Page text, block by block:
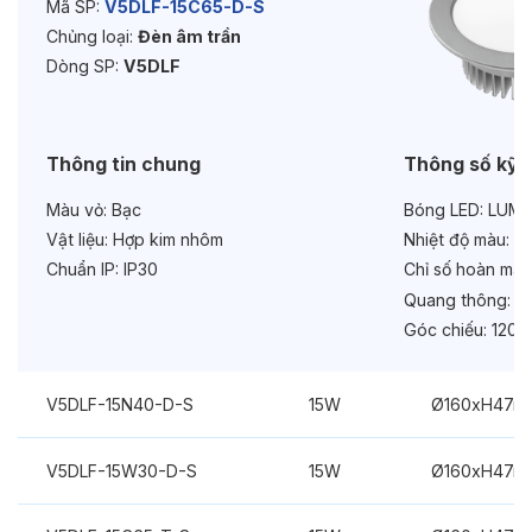
Bảo hành:3 năm
Chức năng: On/Off
Mã SP: V5DLF-15C65-D-S
Chủng loại: Đèn âm trần
Dòng SP: V5DLF
Thông tin chung
Màu vỏ: Bạc
Vật liệu: Hợp kim nhôm
Chuẩn IP: IP30
Thông số kỹ
Bóng LED:
Nhiệt độ màu:
Chỉ số hoàn
Quang thông:
Góc chiếu: 120°
V5DLF-15N40-D-S 15W
V5DLF-15W30-D-S 15W